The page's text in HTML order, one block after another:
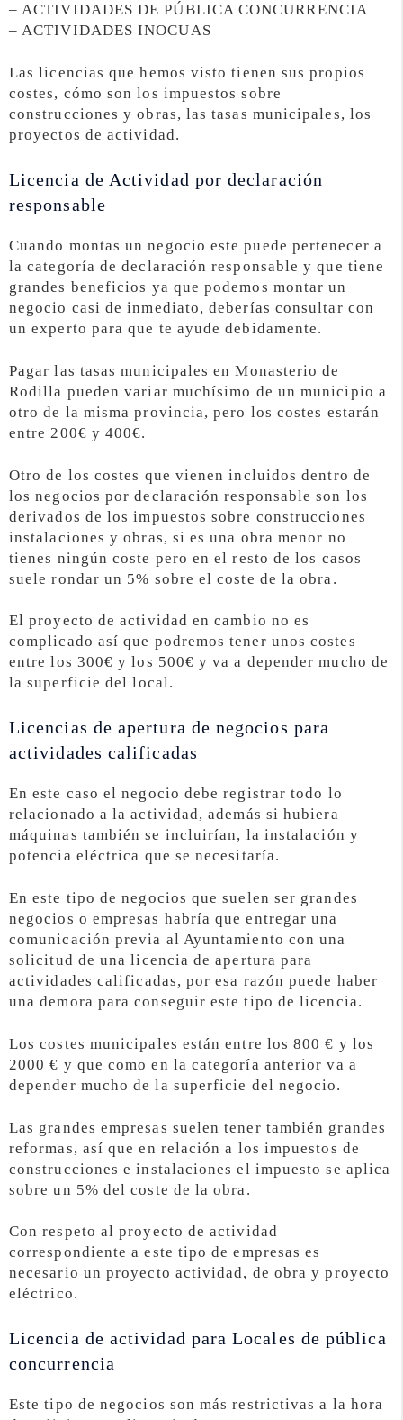
– ACTIVIDADES DE PÚBLICA CONCURRENCIA
– ACTIVIDADES INOCUAS
Las licencias que hemos visto tienen sus propios
costes, cómo son los impuestos sobre
construcciones y obras, las tasas municipales, los
proyectos de actividad.
Licencia de Actividad por declaración
responsable
Cuando montas un negocio este puede pertenecer a
la categoría de declaración responsable y que tiene
grandes beneficios ya que podemos montar un
negocio casi de inmediato, deberías consultar con
un experto para que te ayude debidamente.
Pagar las tasas municipales en Monasterio de
Rodilla pueden variar muchísimo de un municipio a
otro de la misma provincia, pero los costes estarán
entre 200€ y 400€.
Otro de los costes que vienen incluidos dentro de
los negocios por declaración responsable son los
derivados de los impuestos sobre construcciones
instalaciones y obras, si es una obra menor no
tienes ningún coste pero en el resto de los casos
suele rondar un 5% sobre el coste de la obra.
El proyecto de actividad en cambio no es
complicado así que podremos tener unos costes
entre los 300€ y los 500€ y va a depender mucho de
la superficie del local.
Licencias de apertura de negocios para
actividades calificadas
En este caso el negocio debe registrar todo lo
relacionado a la actividad, además si hubiera
máquinas también se incluirían, la instalación y
potencia eléctrica que se necesitaría.
En este tipo de negocios que suelen ser grandes
negocios o empresas habría que entregar una
comunicación previa al Ayuntamiento con una
solicitud de una licencia de apertura para
actividades calificadas, por esa razón puede haber
una demora para conseguir este tipo de licencia.
Los costes municipales están entre los 800 € y los
2000 € y que como en la categoría anterior va a
depender mucho de la superficie del negocio.
Las grandes empresas suelen tener también grandes
reformas, así que en relación a los impuestos de
construcciones e instalaciones el impuesto se aplica
sobre un 5% del coste de la obra.
Con respeto al proyecto de actividad
correspondiente a este tipo de empresas es
necesario un proyecto actividad, de obra y proyecto
eléctrico.
Licencia de actividad para Locales de pública
concurrencia
Este tipo de negocios son más restrictivas a la hora